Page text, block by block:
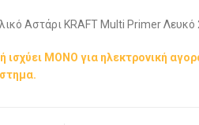
Αστάρι KRAFT Multi Primer Λευκό
ισχύει ΜΟΝΟ για ηλεκτρονική